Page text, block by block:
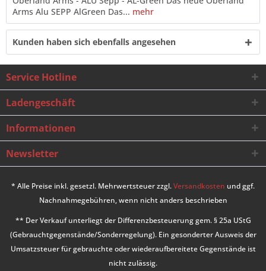
Arms Alu SEPP AlGreen Das... mehr
Kunden haben sich ebenfalls angesehen
Service Hotline
Ladengeschäft
Informationen
Newsletter
* Alle Preise inkl. gesetzl. Mehrwertsteuer zzgl.Versandkosten und ggf.
Nachnahmegebühren, wenn nicht anders beschrieben
** Der Verkauf unterliegt der Differenzbesteuerung gem. § 25a UStG
(Gebrauchtgegenstände/Sonderregelung). Ein gesonderter Ausweis der
Umsatzsteuer für gebrauchte oder wiederaufbereitete Gegenstände ist
nicht zulässig.